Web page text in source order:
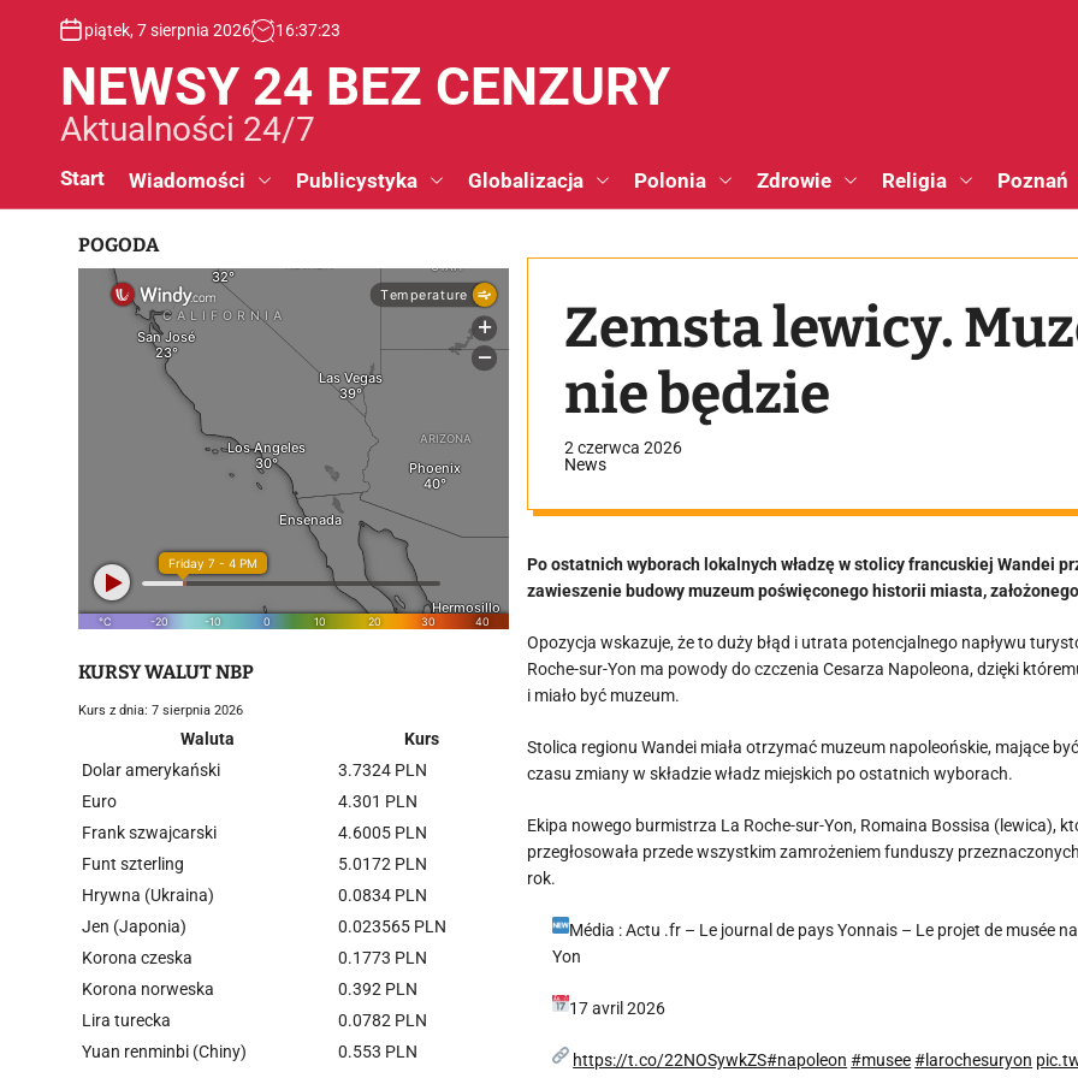
piątek, 7 sierpnia 2026 16:37:24
NEWSY 24 BEZ CENZURY
Aktualności 24/7
Start Wiadomości Publicystyka Globalizacja Polonia Zdrowie Religia Poznań
Zemsta lewicy.
nie będzie
2 czerwca 2026
News
Po ostatnich wyborach lokalnych władzę w stolicy francuskiej Wandei
zawieszenie budowy muzeum poświęconego historii miasta,
Opozycja wskazuje, że to duży błąd i utrata potencjalnego napływu
Roche-sur-Yon ma powody do czczenia Cesarza Napoleona, dzięki
i miało być muzeum.
Stolica regionu Wandei miała otrzymać muzeum napoleońskie, mające
czasu zmiany w składzie władz miejskich po ostatnich wyborach.
Ekipa nowego burmistrza La Roche-sur-Yon, Romaina Bossisa (lewica),
przegłosowała przede wszystkim zamrożeniem funduszy
rok.
Média : Actu .fr – Le journal de pays Yonnais – Le projet de musée
Yon
17 avril 2026
https://t.co/22NOSywkZS#napoleon #musee #larochesuryon
POGODA
KURSY WALUT NBP
Kurs z dnia: 7 sierpnia 2026
Waluta
Kurs
Dolar amerykański
3.7324 PLN
Euro
4.301 PLN
Frank szwajcarski
4.6005 PLN
Funt szterling
5.0172 PLN
Hrywna (Ukraina)
0.0834 PLN
Jen (Japonia)
0.023565 PLN
Korona czeska
0.1773 PLN
Korona norweska
0.392 PLN
Lira turecka
0.0782 PLN
Yuan renminbi (Chiny)
0.553 PLN